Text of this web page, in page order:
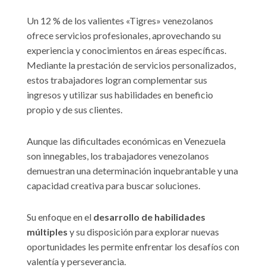
Un 12 % de los valientes «Tigres» venezolanos
ofrece servicios profesionales, aprovechando su
experiencia y conocimientos en áreas específicas.
Mediante la prestación de servicios personalizados,
estos trabajadores logran complementar sus
ingresos y utilizar sus habilidades en beneficio
propio y de sus clientes.
Aunque las dificultades económicas en Venezuela
son innegables, los trabajadores venezolanos
demuestran una determinación inquebrantable y una
capacidad creativa para buscar soluciones.
Su enfoque en el desarrollo de habilidades
múltiples y su disposición para explorar nuevas
oportunidades les permite enfrentar los desafíos con
valentía y perseverancia.